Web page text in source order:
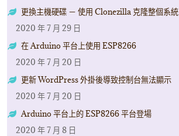
更換主機硬碟 － 使用 Clonezilla 克隆整個系統
2020 年 7 月 29 日
在 Arduino 平台上使用 ESP8266
2020 年 7 月 20 日
更新 WordPress 外掛後導致控制台無法顯示
2020 年 7 月 20 日
Arduino 平台上的 ESP8266 平台登場
2020 年 7 月 8 日